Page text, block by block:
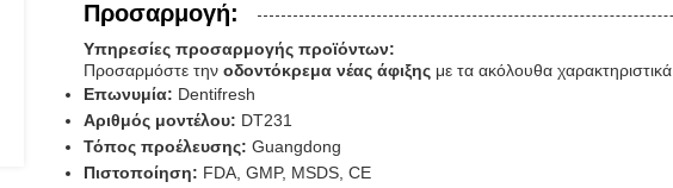
Προσαρμογή:
Υπηρεσίες προσαρμογής προϊόντων:
Προσαρμόστε την οδοντόκρεμα νέας άφιξης με τα ακόλουθα
Επωνυμία: Dentifresh
Αριθμός μοντέλου: DT231
Τόπος προέλευσης: Guangdong
Πιστοποίηση: FDA, GMP, MSDS, CE